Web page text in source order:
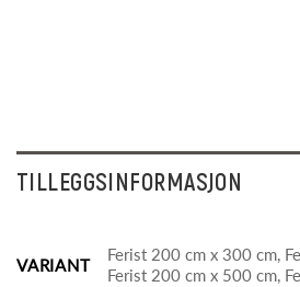
TILLEGGSINFORMASJON
VARIANT
Ferist 200 cm x 300 cm,
Ferist 200 cm x 500 cm,